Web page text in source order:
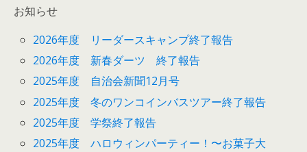
お知らせ
2026年度 リーダースキャンプ終了報告
2026年度 新春ダーツ 終了報告
2025年度 自治会新聞12月号
2025年度 冬のワンコインバスツアー終了報告
2025年度 学祭終了報告
2025年度 ハロウィンパーティー！〜お菓子大